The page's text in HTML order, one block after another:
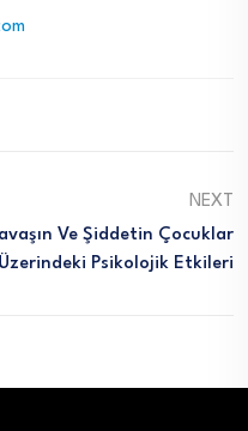
NEXT
Ve Şiddetin Çocuklar
Üzerindeki Psikolojik Etkileri